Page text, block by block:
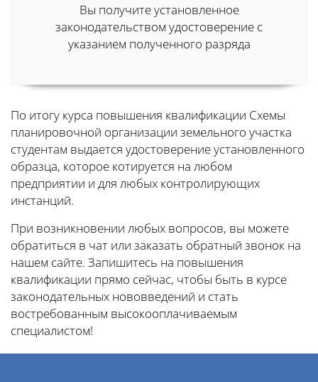
Вы получите установленное
законодательством удостоверение с
указанием полученного разряда
По итогу курса повышения квалификации Схемы
планировочной организации земельного участка
студентам выдается удостоверение установленного
образца, которое котируется на любом
предприятии и для любых контролирующих
инстанций.
При возникновении любых вопросов, вы можете
обратиться в чат или заказать обратный звонок на
нашем сайте. Запишитесь на повышения
квалификации прямо сейчас, чтобы быть в курсе
законодательных нововведений и стать
востребованным высокооплачиваемым
специалистом!